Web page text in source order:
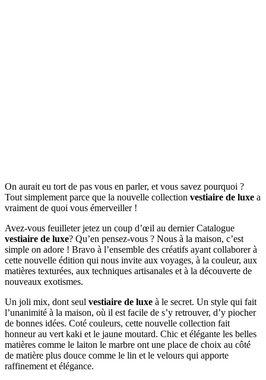
On aurait eu tort de pas vous en parler, et vous savez pourquoi ?
Tout simplement parce que la nouvelle collection vestiaire de luxe a
vraiment de quoi vous émerveiller !
Avez-vous feuilleter jetez un coup d’œil au dernier Catalogue
vestiaire de luxe? Qu’en pensez-vous ? Nous à la maison, c’est
simple on adore ! Bravo à l’ensemble des créatifs ayant collaborer à
cette nouvelle édition qui nous invite aux voyages, à la couleur, aux
matières texturées, aux techniques artisanales et à la découverte de
nouveaux exotismes.
Un joli mix, dont seul vestiaire de luxe à le secret. Un style qui fait
l’unanimité à la maison, où il est facile de s’y retrouver, d’y piocher
de bonnes idées. Coté couleurs, cette nouvelle collection fait
honneur au vert kaki et le jaune moutard. Chic et élégante les belles
matières comme le laiton le marbre ont une place de choix au côté
de matière plus douce comme le lin et le velours qui apporte
raffinement et élégance.